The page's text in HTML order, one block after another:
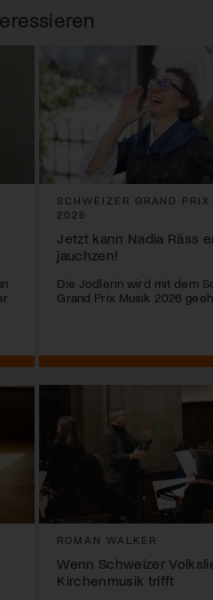
SCHWEIZER GRAND PRIX
2026
Jetzt kann Nadia Räss
jauchzen!
Die Jodlerin wird mit dem
Grand Prix Musik 2026
ROMAN WALKER
Wenn Schweizer
Kirchenmusik trifft